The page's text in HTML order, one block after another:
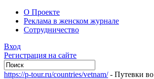
О Проекте
Реклама в женском журнале
Сотрудничество
Вход
Регистрация на сайте
https://p-tour.ru/countries/vetnam/- Путевки